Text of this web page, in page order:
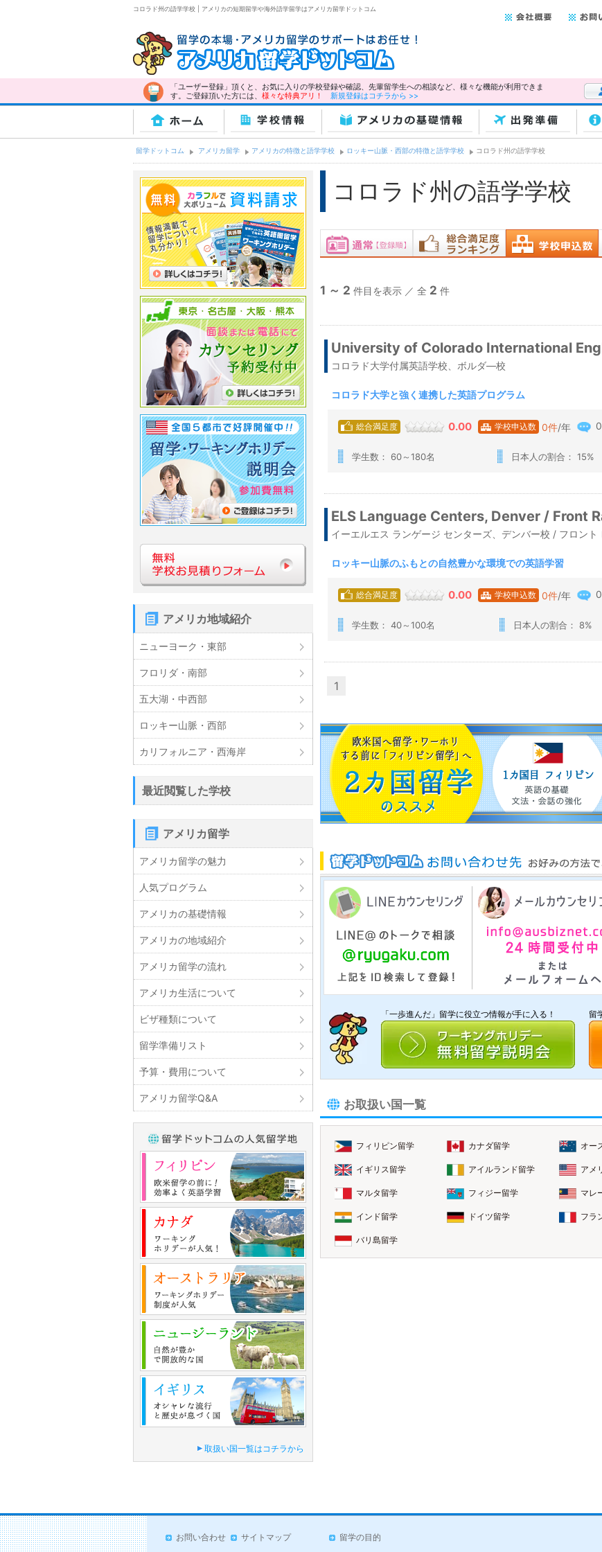
コロラド州の語学学校 | アメリカの短期留学や海外語学留学はアメリカ留学ドットコム
「ユーザー登録」頂くと、お気に入りの学校登録や確認、先輩留学生への相談など、様々な機能が利用できま
す。ご登録頂いた方には、 様々な特典アリ！
新規登録はコチラから >>
ユー
ホーム 学校情報 アメリカの基礎情報 出発準備
留学ドットコム アメリカ留学 アメリカの特徴と語学学校 ロッキー山脈・西部の特徴と語学学校 コロラド州の語学学校
コロラド州の語学学校
1 ～ 2 件目を表示 ／ 全 2 件
University of Colorado International
コロラド大学付属英語学校、ボルダ―校
コロラド大学と強く連携した英語プログラム
総合満足度 0.00 学校申込数 0件/年
学生数： 60～180名 日本人の割合： 15%
ELS Language Centers, Denver / Front
イーエルエス ランゲージ センターズ、デンバー校 / フロン
ロッキー山脈のふもとの自然豊かな環境での英語学習
総合満足度 0.00 学校申込数 0件/年
学生数： 40～100名 日本人の割合： 8%
1
「一歩進んだ」留学に役立つ情報が手に入る！ 留
お取扱い国一覧
フィリピン留学 カナダ留学 オー
イギリス留学 アイルランド留学 アメ
マルタ留学 フィジー留学 マレ
インド留学 ドイツ留学 フラ
バリ島留学
アメリカ地域紹介
ニューヨーク・東部
フロリダ・南部
五大湖・中西部
ロッキー山脈・西部
カリフォルニア・西海岸
最近閲覧した学校
アメリカ留学
アメリカ留学の魅力
人気プログラム
アメリカの基礎情報
アメリカの地域紹介
アメリカ留学の流れ
アメリカ生活について
ビザ種類について
留学準備リスト
予算・費用について
アメリカ留学Q&A
取扱い国一覧はコチラから
お問い合わせ サイトマップ 留学の目的